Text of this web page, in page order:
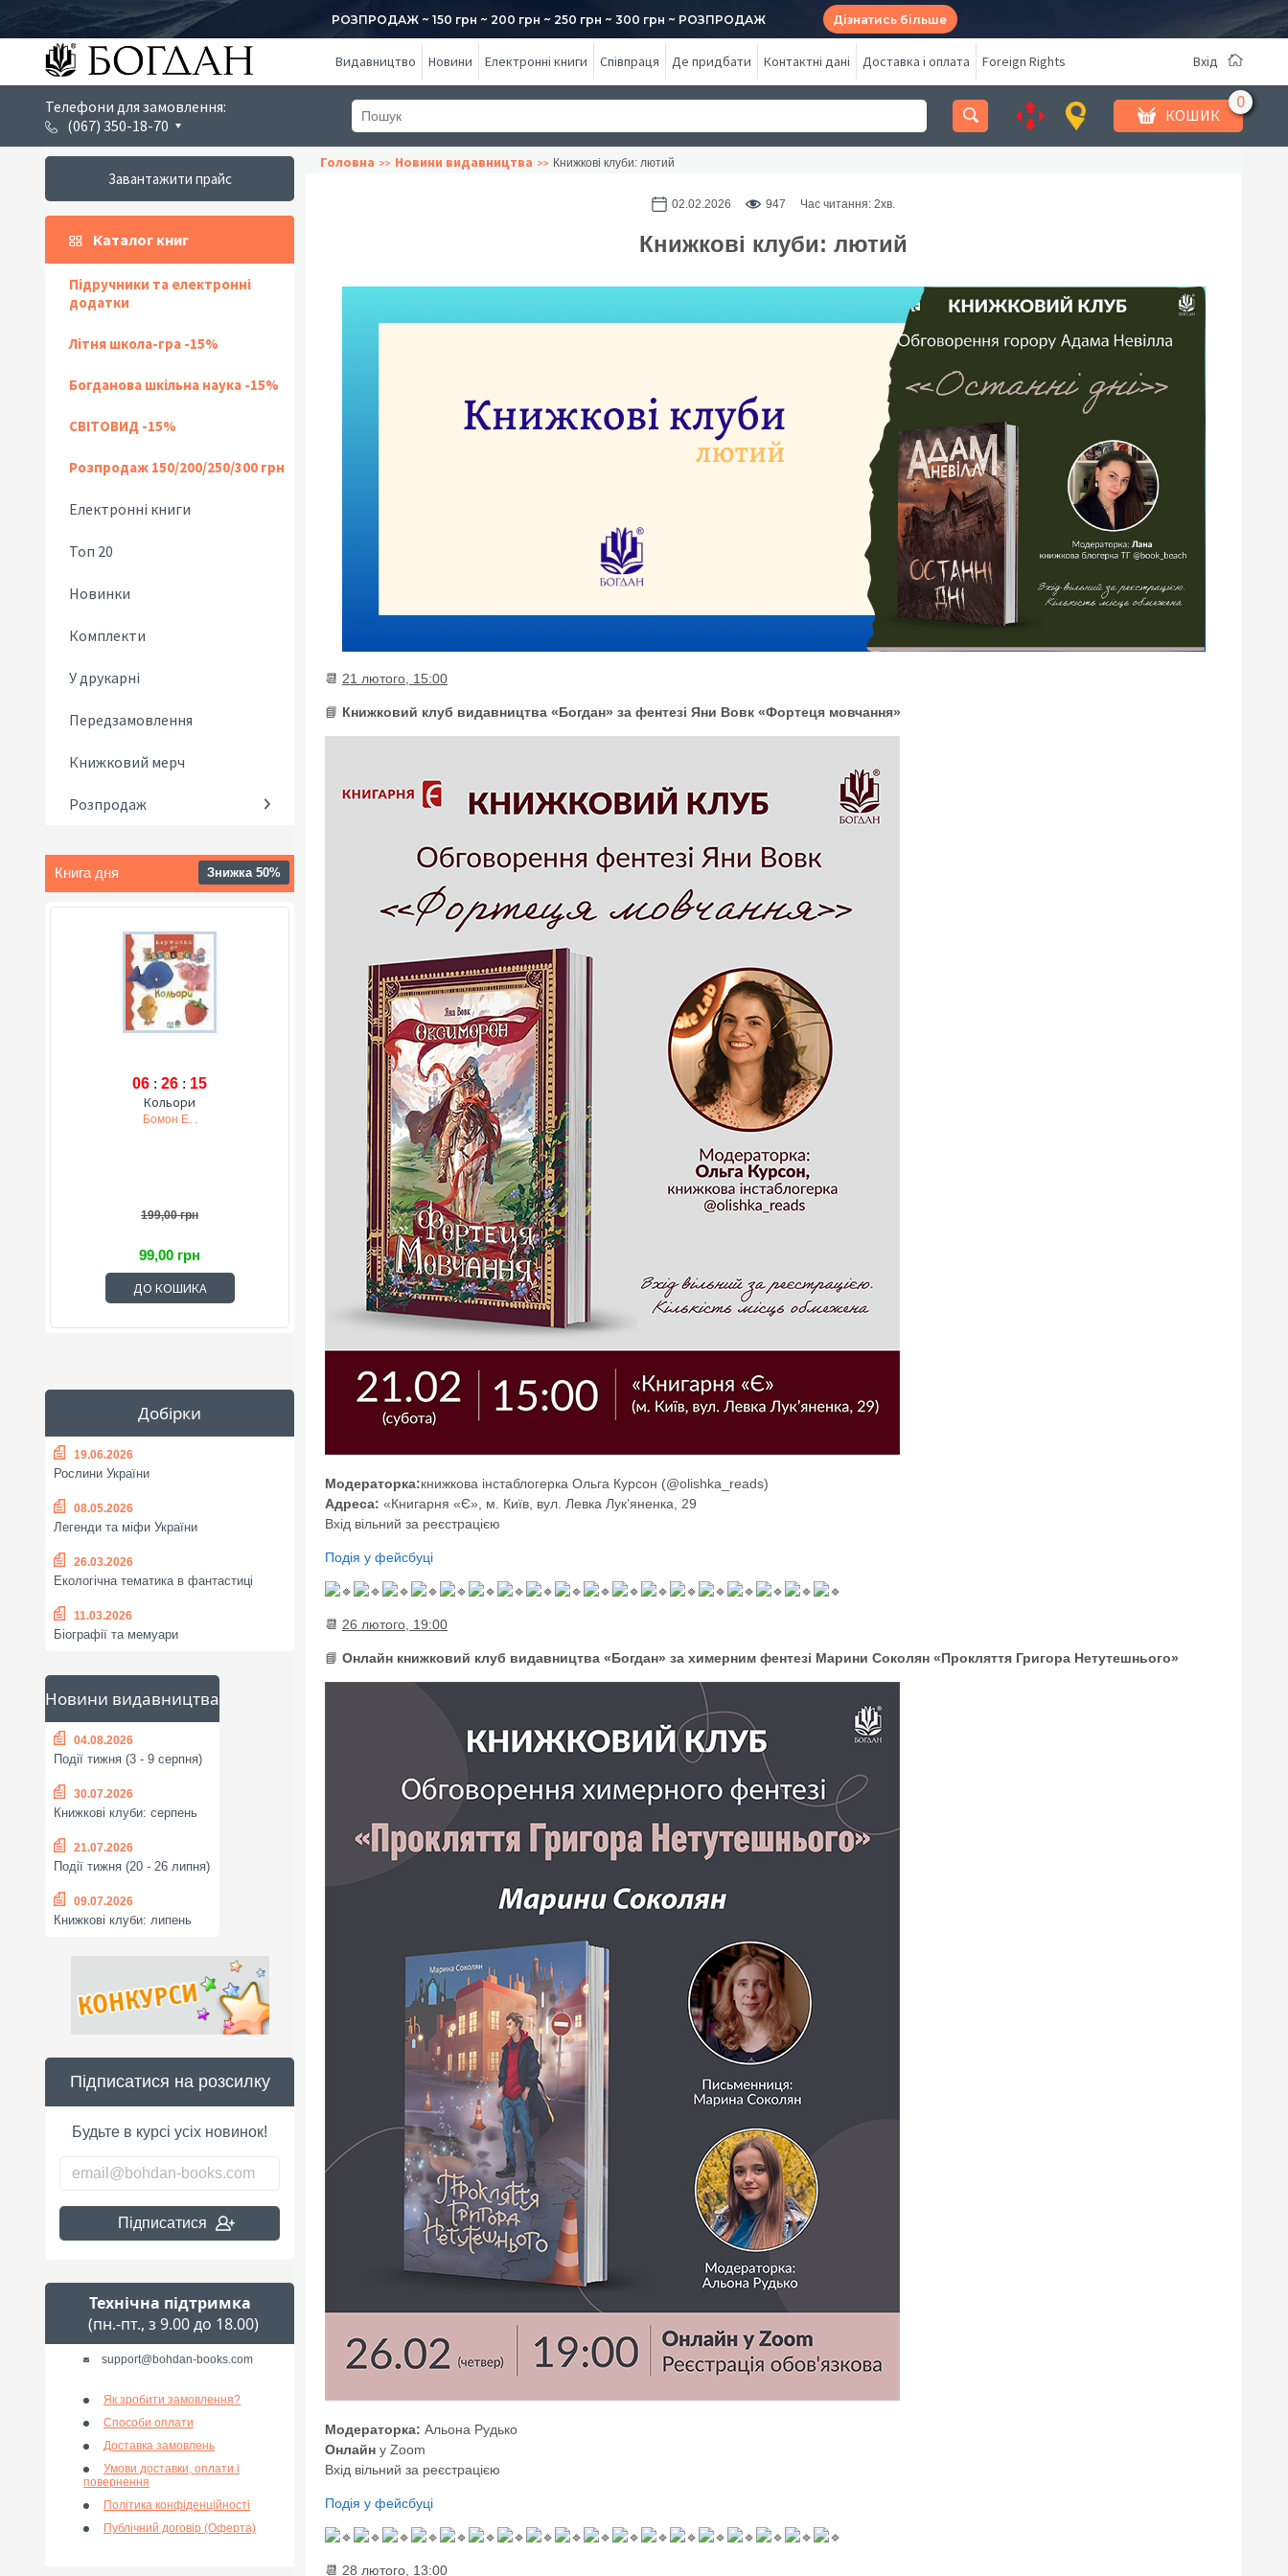
РОЗПРОДАЖ ~ 150 грн ~ 200 грн ~ 250 грн ~ 300 грн ~ РОЗПРОДАЖ Дізнатись більше
Видавництво Новини Електронні книги Співпраця Де придбати Контактні дані Доставка і оплата Foreign Rights Вхід
Телефони для замовлення:
(067) 350-18-70
КОШИК
Завантажити прайс
Каталог книг
Підручники та електронні
додатки
Літня школа-гра -15%
Богданова шкільна наука -15%
СВІТОВИД -15%
Розпродаж 150/200/250/300 грн
Електронні книги
Топ 20
Новинки
Комплекти
У друкарні
Передзамовлення
Книжковий мерч
Розпродаж
Книга дня Знижка 50%
06 : 26 : 14
Кольори
Бомон Е. .
199,00 грн
99,00 грн
ДО КОШИКА
Добірки
19.06.2026
Рослини України
08.05.2026
Легенди та міфи України
26.03.2026
Екологічна тематика в фантастиці
11.03.2026
Біографії та мемуари
Новини видавництва
04.08.2026
Події тижня (3 - 9 серпня)
30.07.2026
Книжкові клуби: серпень
21.07.2026
Події тижня (20 - 26 липня)
09.07.2026
Книжкові клуби: липень
Підписатися на розсилку
Будьте в курсі усіх новинок!
Підписатися
Технічна підтримка
(пн.-пт., з 9.00 до 18.00)
support@bohdan-books.com
Як зробити замовлення?
Способи оплати
Доставка замовлень
Умови доставки, оплати і
повернення
Політика конфіденційності
Публічний договір (Оферта)
Головна Новини видавництва Книжкові клуби: лютий
02.02.2026 947 Час читання: 2хв.
Книжкові клуби: лютий
📆 21 лютого, 15:00
📘 Книжковий клуб видавництва «Богдан» за фентезі Яни Вовк «Фортеця мовчання»
Модераторка:книжкова інстаблогерка Ольга Курсон (@olishka_reads)
Адреса: «Книгарня «Є», м. Київ, вул. Левка Лукʼяненка, 29
Вхід вільний за реєстрацією
Подія у фейсбуці
📆 26 лютого, 19:00
📘 Онлайн книжковий клуб видавництва «Богдан» за химерним фентезі Марини Соколян «Прокляття Григора Нетутешнього»
Модераторка: Альона Рудько
Онлайн у Zoom
Вхід вільний за реєстрацією
Подія у фейсбуці
📆 28 лютого, 13:00